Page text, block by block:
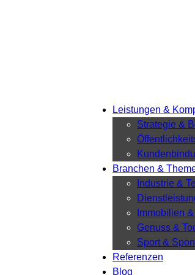
Leistungen &
Strategie &
Branchen &
Industrie &
Immobilien
Genuss &
Sport &
Referenzen
Blog